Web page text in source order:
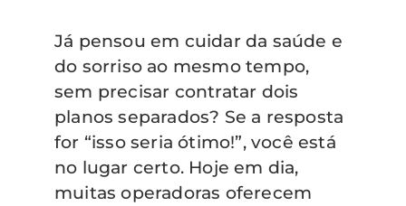
Já pensou em cuidar da saúde e
do sorriso ao mesmo tempo,
sem precisar contratar dois
planos separados? Se a resposta
for “isso seria ótimo!”, você está
no lugar certo. Hoje em dia,
muitas operadoras oferecem